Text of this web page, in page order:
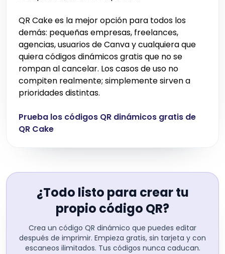
QR Cake es la mejor opción para todos los
demás: pequeñas empresas, freelances,
agencias, usuarios de Canva y cualquiera que
quiera códigos dinámicos gratis que no se
rompan al cancelar. Los casos de uso no
compiten realmente; simplemente sirven a
prioridades distintas.
Prueba los códigos QR dinámicos gratis de
QR Cake
¿Todo listo para crear tu
propio código QR?
Crea un código QR dinámico que puedes editar
después de imprimir. Empieza gratis, sin tarjeta y con
escaneos ilimitados. Tus códigos nunca caducan.